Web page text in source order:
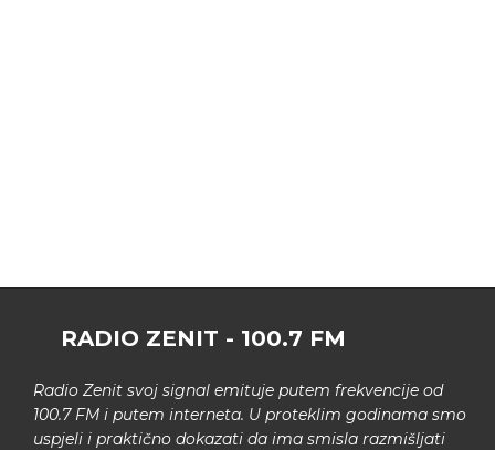
RADIO ZENIT - 100.7 FM
Radio Zenit svoj signal emituje putem frekvencije od
100.7 FM i putem interneta. U proteklim godinama smo
uspjeli i praktično dokazati da ima smisla razmišljati